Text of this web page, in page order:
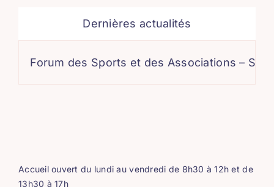
Dernières actualités
Forum des Sports et des Associations – Samedi 5
Accueil ouvert du lundi au vendredi de 8h30 à 12h et de
13h30 à 17h